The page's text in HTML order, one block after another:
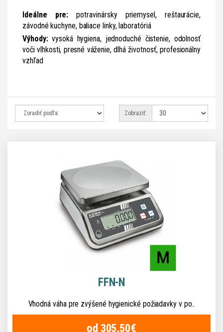
Ideálne pre: potravinársky priemysel, reštaurácie,
závodné kuchyne, baliace linky, laboratóriá
Výhody:vysoká hygiena, jednoduché čistenie, odolnosť
voči vlhkosti, presné váženie, dlhá životnosť, profesionálny
vzhľad
Zobraziť:
FFN-N
Vhodná váha pre zvýšené hygienické požiadavky v po..
od 305,50€